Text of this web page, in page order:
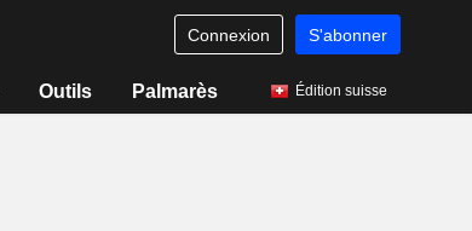
Connexion S'abonner
Outils Palmarès Édition suisse